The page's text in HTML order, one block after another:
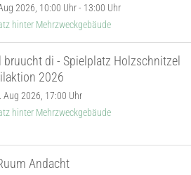
2026 , 10:00 Uhr- 13:00 Uhr
hinter Mehrzweckgebäude
bruucht di - Spielplatz Holzschnitzel
2026
Aug 2026 , 17:00 Uhr
hinter Mehrzweckgebäude
Andacht